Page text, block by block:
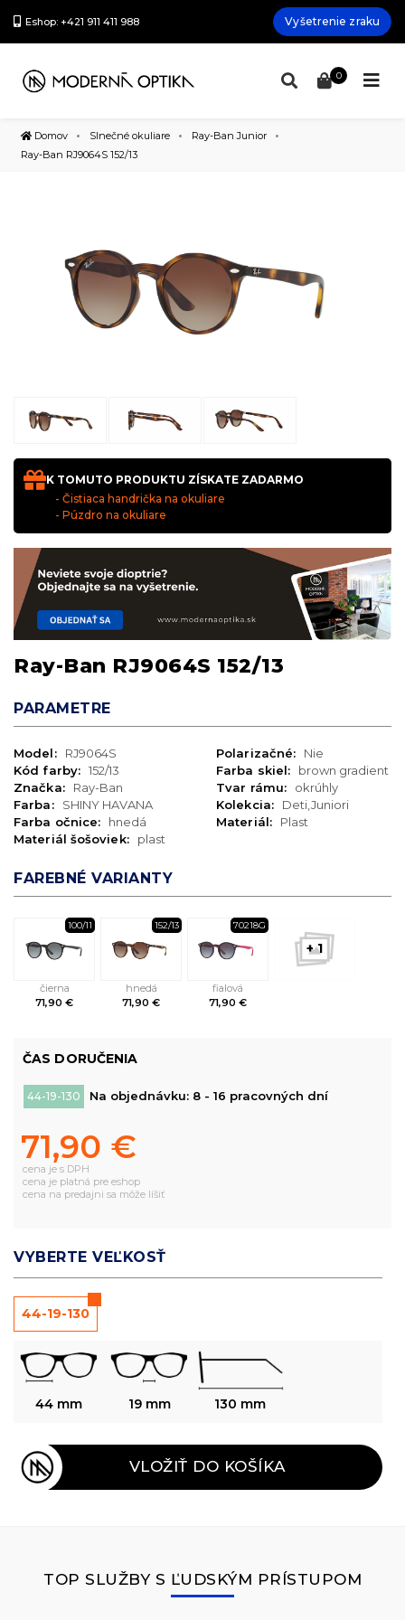
Eshop: +421 911 411 988 Vyšetrenie zraku
0
Domov Slnečné okuliare
Ray-Ban Junior
Ray-Ban RJ9064S 152/13
K TOMUTO PRODUKTU ZÍSKATE ZADARMO
- Čistiaca handrička na okuliare
- Púzdro na okuliare
Ray-Ban RJ9064S 152/13
PARAMETRE
Model:
RJ9064S
Kód farby: 152/13
Značka:
Ray-Ban
Farba:
SHINY HAVANA
Farba očnice:
hnedá
Materiál šošoviek:
plast
Polarizačné:
Nie
Farba skiel:
brown gradient
Tvar rámu:
okrúhly
Kolekcia:
Deti,Juniori
Materiál:
Plast
FAREBNÉ VARIANTY
100/11
čierna
71,90 €
152/13
hnedá
71,90 €
70218G
fialová
71,90 €
+ 1
ČAS DORUČENIA
44-19-130 Na objednávku: 8 - 16 pracovných dní
71,90 €
cena je s DPH
cena je platná pre eshop
cena na predajni sa môže líšiť
VYBERTE VEĽKOSŤ
44-19-130
44 mm 19 mm 130 mm
VLOŽIŤ DO KOŠÍKA
TOP SLUŽBY S ĽUDSKÝM PRÍSTUPOM